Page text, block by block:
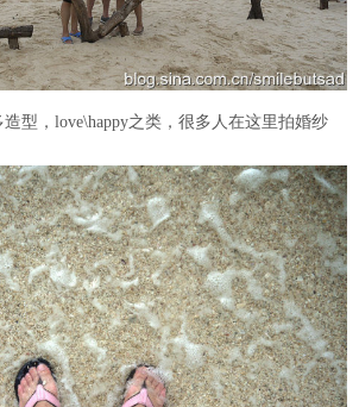
型，love\happy之类，很多人在这里拍婚纱